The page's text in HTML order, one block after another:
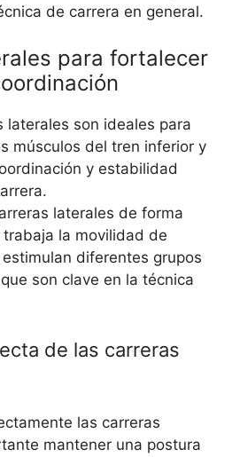
de carrera en general.
para fortalecer
laterales son ideales para
músculos del tren inferior y
y estabilidad
laterales de forma
la movilidad de
diferentes grupos
son clave en la técnica
de las carreras
las carreras
mantener una postura